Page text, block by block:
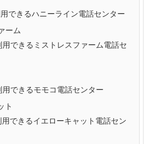
できるハニーライン電話センター
ーム
できるミストレスファーム電話セ
できるモモコ電話センター
ト
できるイエローキャット電話セン